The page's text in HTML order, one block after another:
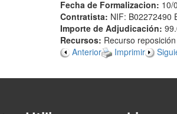
Fecha de Formalizacion: 10/
Contratista: NIF: B02272490
Importe de Adjudicación:
Recursos: Recurso
Anterior
Imprimir